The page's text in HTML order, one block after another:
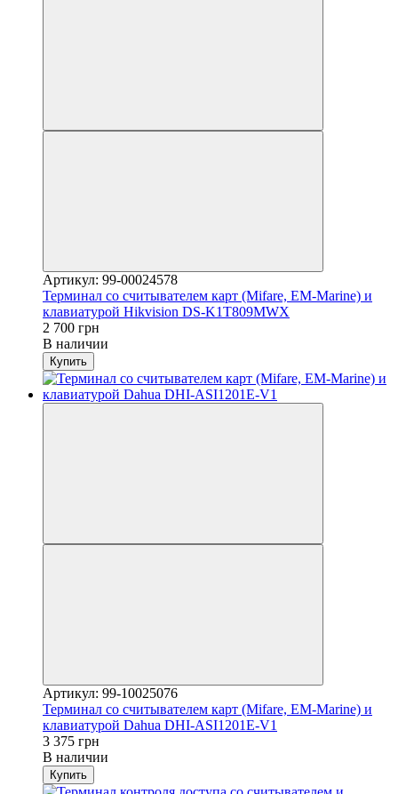
Артикул: 99-00024578
Терминал со считывателем карт (Mifare, EM-Marine) и
клавиатурой Hikvision DS-K1T809MWX
2 700 грн
В наличии
Купить
Артикул: 99-10025076
Терминал со считывателем карт (Mifare, EM-Marine) и
клавиатурой Dahua DHI-ASI1201E-V1
3 375 грн
В наличии
Купить